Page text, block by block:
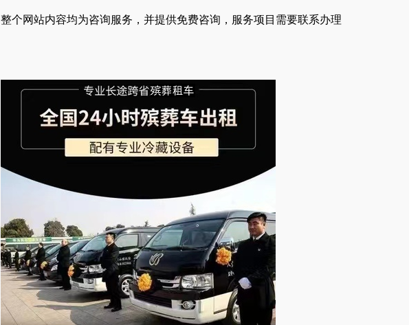
整个网站内容均为咨询服务，并提供免费咨询，服务项目需要联系办理